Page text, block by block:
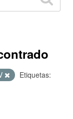
Etiquetas: